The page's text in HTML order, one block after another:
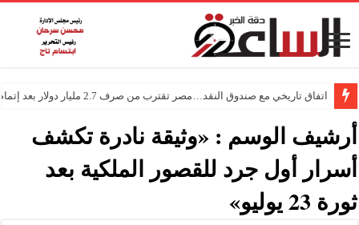
اتفاق تاريخي مع صندوق النقد…مصر تقترب من صرف 2.7 مليار دولار بعد إتمام المراجعتين
أرشيف الوسم :«وثيقة نادرة تكشف
أسرار أول جرد للقصور الملكية بعد
ثورة 23 يوليو»